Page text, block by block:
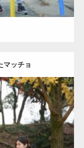
マッチョ
マッチョ) 上腕三頭筋